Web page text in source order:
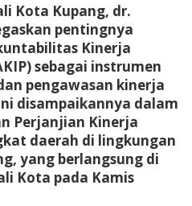
Kota Kupang, dr.
pentingnya
Kinerja
sebagai instrumen
pengawasan kinerja
disampaikannya dalam
Perjanjian Kinerja
daerah di lingkungan
yang berlangsung di
Kota pada Kamis